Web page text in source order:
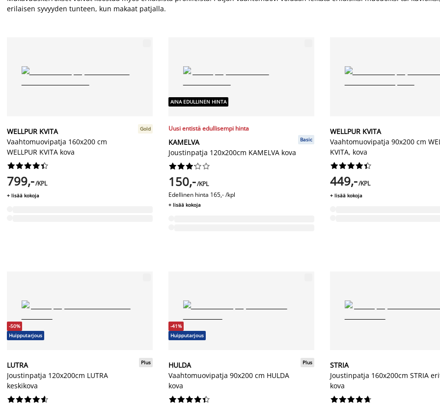
erilaisen syvyyden tunteen, kun makaat patjalla.
WELLPUR KVITA
Vaahtomuovipatja 160x200 cm
WELLPUR KVITA kova
Gold






799,-/KPL
+ lisää kokoja
AINA EDULLINEN HINTA
Uusi entistä edullisempi hinta
KAMELVA
Joustinpatja 120x200cm KAMELVA kova
Basic






150,-/KPL
Edellinen hinta 165,- /kpl
+ lisää kokoja
WELLPUR KVITA
Vaahtomuovipatja 90x200 cm
KVITA, kova






449,-/KPL
+ lisää kokoja
-50%
Huipputarjous
LUTRA
Joustinpatja 120x200cm LUTRA
keskikova
Plus






-41%
Huipputarjous
HULDA
Vaahtomuovipatja 90x200 cm HULDA
kova
Plus






STRIA
Joustinpatja 160x200cm STRIA
kova





